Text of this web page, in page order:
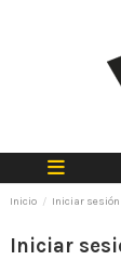
Inicio Iniciar sesión
Iniciar